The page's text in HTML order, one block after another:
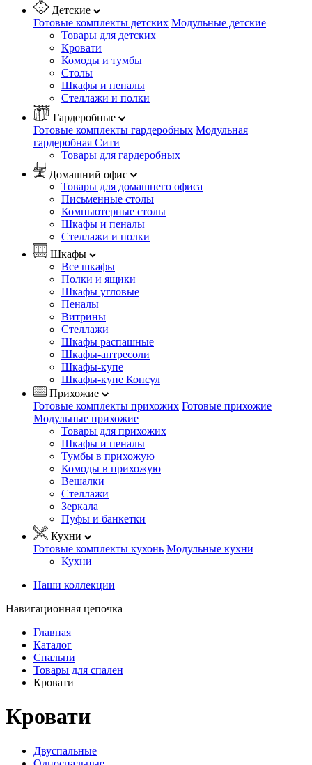
Детские
Готовые комплекты детских Модульные детские
Товары для детских
Кровати
Комоды и тумбы
Столы
Шкафы и пеналы
Стеллажи и полки
Гардеробные
Готовые комплекты гардеробных Модульная
гардеробная Сити
Товары для гардеробных
Домашний офис
Товары для домашнего офиса
Письменные столы
Компьютерные столы
Шкафы и пеналы
Стеллажи и полки
Шкафы
Все шкафы
Полки и ящики
Шкафы угловые
Пеналы
Витрины
Стеллажи
Шкафы распашные
Шкафы-антресоли
Шкафы-купе
Шкафы-купе Консул
Прихожие
Готовые комплекты прихожих Готовые прихожие
Модульные прихожие
Товары для прихожих
Шкафы и пеналы
Тумбы в прихожую
Комоды в прихожую
Вешалки
Стеллажи
Зеркала
Пуфы и банкетки
Кухни
Готовые комплекты кухонь Модульные кухни
Кухни
Наши коллекции
Навигационная цепочка
Главная
Каталог
Спальни
Товары для спален
Кровати
Кровати
Двуспальные